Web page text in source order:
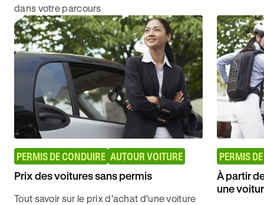
dans votre parcours
PERMIS DE CONDUIRE AUTOUR VOITURE
Prix des voitures sans permis
Tout savoir sur le prix d'achat d'une voiture
PERMIS
À partir
une